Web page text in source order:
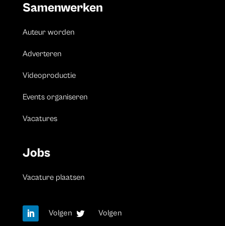
Samenwerken
Auteur worden
Adverteren
Videoproductie
Events organiseren
Vacatures
Jobs
Vacature plaatsen
Volgen Volgen